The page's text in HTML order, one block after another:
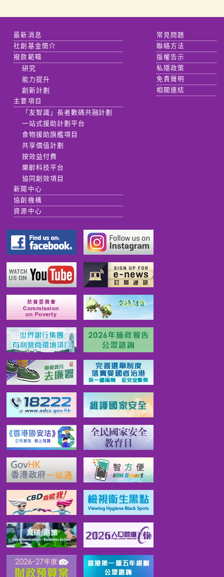
最新消息
社創基金簡介
撥款範疇
研究
能力提升
創新計劃
主要項目
「友智識」長者數碼共融計劃
一站式援助計劃平台
食物援助旗艦項目
共享價值計劃
按效益付費
樂齡科技平台
協同創效項目
新聞中心
協創機構
資源中心
常見問題
聯絡方法
版權告示
私隱政策
免責聲明
相關連結